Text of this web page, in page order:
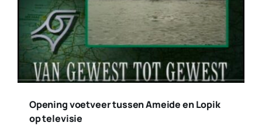
Opening voetveer tussen Ameide en Lopik
op televisie